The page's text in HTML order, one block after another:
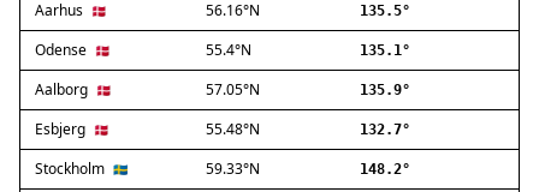
Nørresundby
Haderslev
Albertslund
Allerød
Ballerup
Aarhus 🇩🇰 56.16°N 135.5°
Odense 🇩🇰 55.4°N 135.1°
Aalborg 🇩🇰 57.05°N 135.9°
Esbjerg 🇩🇰 55.48°N 132.7°
Stockholm 🇸🇪 59.33°N 148.2°